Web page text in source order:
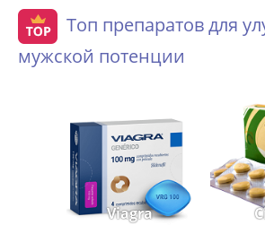
Топ препаратов для
мужской потенции
Viagra